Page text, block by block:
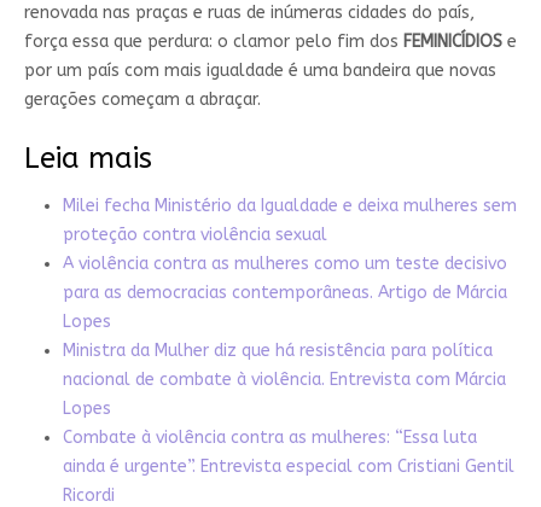
renovada nas praças e ruas de inúmeras cidades do país,
força essa que perdura: o clamor pelo fim dos FEMINICÍDIOSe
por um país com mais igualdade é uma bandeira que novas
gerações começam a abraçar.
Leia mais
Milei fecha Ministério da Igualdade e deixa mulheres sem
proteção contra violência sexual
A violência contra as mulheres como um teste decisivo
para as democracias contemporâneas. Artigo de Márcia
Lopes
Ministra da Mulher diz que há resistência para política
nacional de combate à violência. Entrevista com Márcia
Lopes
Combate à violência contra as mulheres: “Essa luta
ainda é urgente”. Entrevista especial com Cristiani Gentil
Ricordi